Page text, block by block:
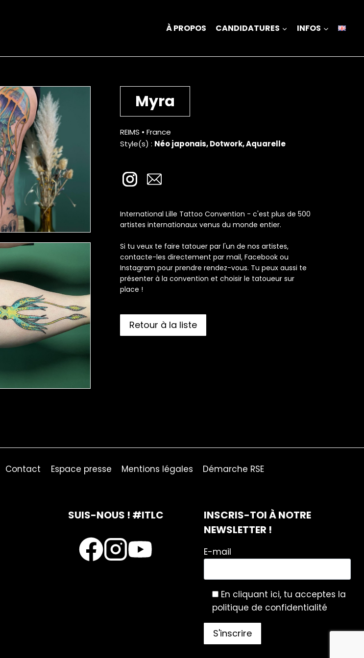
À PROPOS CANDIDATURES INFOS
Myra
REIMS • France
Style(s) : Néo japonais, Dotwork, Aquarelle
International Lille Tattoo Convention - c'est plus de 500
artistes internationaux venus du monde entier.
Si tu veux te faire tatouer par l'un de nos artistes,
contacte-les directement par mail, Facebook ou
Instagram pour prendre rendez-vous. Tu peux aussi te
présenter à la convention et choisir le tatoueur sur
place !
Retour à la liste
Contact Espace presse Mentions légales Démarche RSE
SUIS-NOUS ! #ITLC
INSCRIS-TOI À NOTRE
NEWSLETTER !
E-mail
En cliquant ici, tu acceptes la
politique de confidentialité